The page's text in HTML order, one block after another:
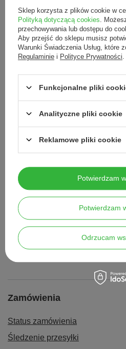
PODOPHARM MYKOBOOSTER®
50,00 zł szt.
Aplikatory Microbrush,
pomarańczowy 2,0 mm, 100 szt.
9,00 zł
Zamówienia
Status zamówienia
Śledzenie przesyłki
Sklep korzysta z plików cookie w
Polityką dotyczącą cookies .
przechowywania lub dostępu do
Aby przejść do sklepu musisz
Warunki Świadczenia Usług, które
Regulaminie i Polityce Prywatności
Funkcjonalne pliki
Analityczne pliki cookie
Reklamowe pliki cookie
Potwierdzam
Odrzucam
Potwierdzam